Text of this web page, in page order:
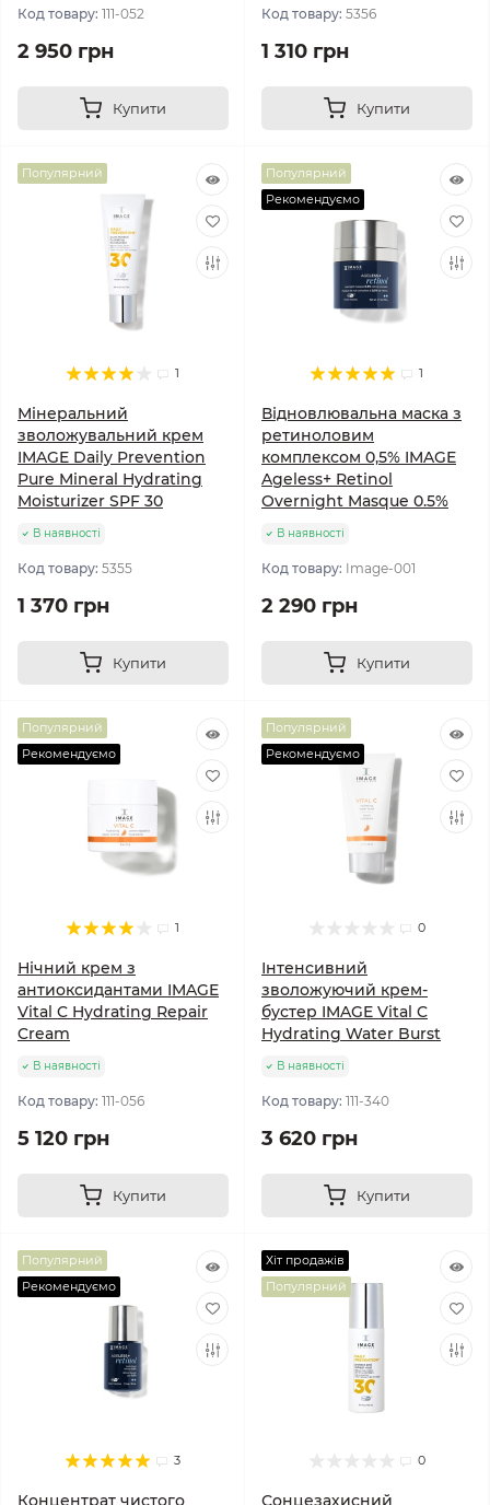
Код товару: 111-052
2 950 грн
Купити
Код товару: 5356
1 310 грн
Купити
Популярний
1
Мінеральний
зволожувальний крем
IMAGE Daily Prevention
Pure Mineral Hydrating
Moisturizer SPF 30
В наявності
Код товару: 5355
1 370 грн
Купити
Популярний
Рекомендуємо
1
Відновлювальна маска з
ретиноловим
комплексом 0,5% IMAGE
Ageless+ Retinol
Overnight Masque 0.5%
В наявності
Код товару: Image-001
2 290 грн
Купити
Популярний
Рекомендуємо
1
Нічний крем з
антиоксидантами IMAGE
Vital C Hydrating Repair
Cream
В наявності
Код товару: 111-056
5 120 грн
Купити
Популярний
Рекомендуємо
0
Інтенсивний
зволожуючий крем-
бустер IMAGE Vital C
Hydrating Water Burst
В наявності
Код товару: 111-340
3 620 грн
Купити
Популярний
Рекомендуємо
3
Концентрат чистого
Хіт продажів
Популярний
0
Сонцезахисний